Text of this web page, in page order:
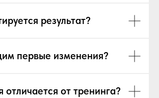
результат?
первые изменения?
отличается от тренинга?